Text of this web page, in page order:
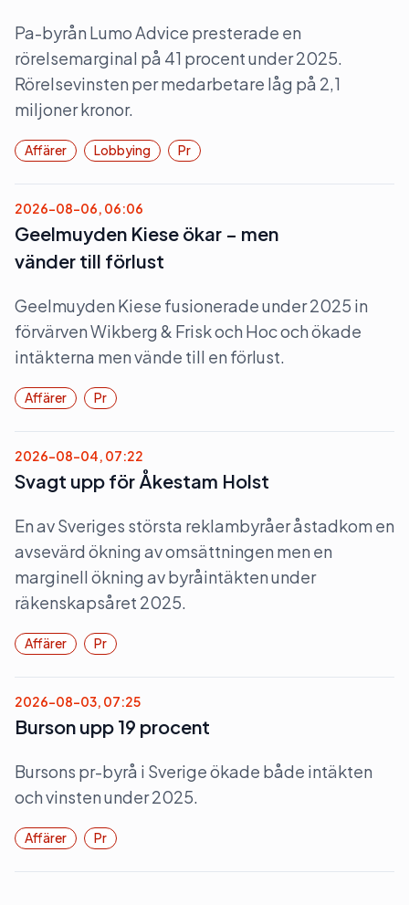
Pa-byrån Lumo Advice presterade en
rörelsemarginal på 41 procent under 2025.
Rörelsevinsten per medarbetare låg på 2,1
miljoner kronor.
Affärer Lobbying Pr
2026-08-06, 06:06
Geelmuyden Kiese ökar – men
vänder till förlust
Geelmuyden Kiese fusionerade under 2025 in
förvärven Wikberg & Frisk och Hoc och ökade
intäkterna men vände till en förlust.
Affärer Pr
2026-08-04, 07:22
Svagt upp för Åkestam Holst
En av Sveriges största reklambyråer åstadkom en
avsevärd ökning av omsättningen men en
marginell ökning av byråintäkten under
räkenskapsåret 2025.
Affärer Pr
2026-08-03, 07:25
Burson upp 19 procent
Bursons pr-byrå i Sverige ökade både intäkten
och vinsten under 2025.
Affärer Pr